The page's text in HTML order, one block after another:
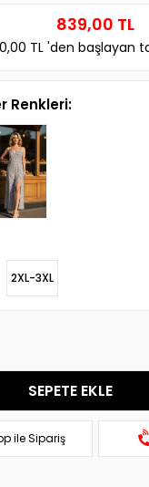
839,00 TL
TL 'den başlayan
Renkleri:
2XL-3XL
ile Sipariş